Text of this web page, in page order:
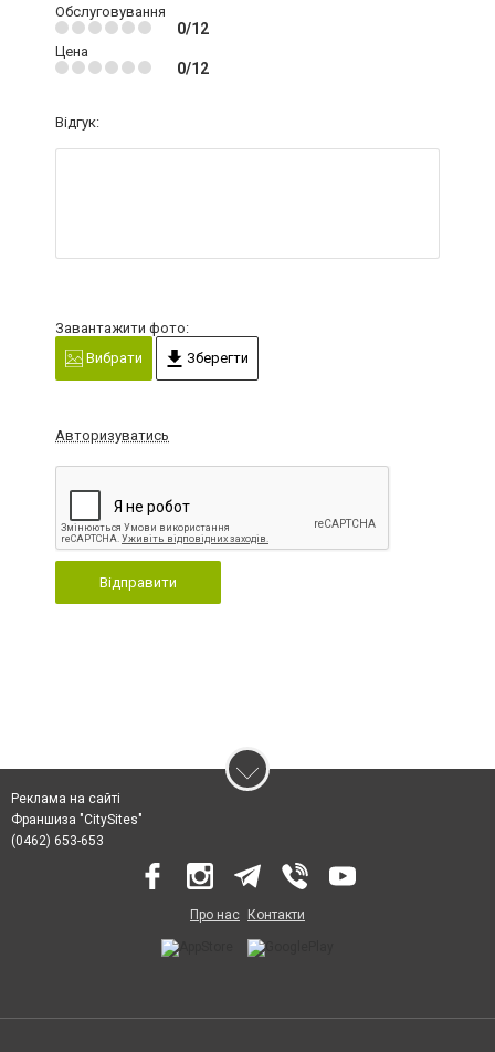
Обслуговування
0/12
Цена
0/12
Відгук:
Завантажити фото:
Вибрати
Зберегти
Авторизуватись
Відправити
Реклама на сайті
Франшиза "CitySites"
(0462) 653-653
Про нас Контакти